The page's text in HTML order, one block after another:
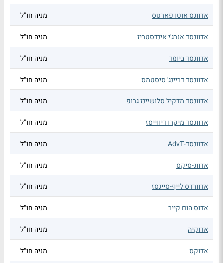
אדוונס אוטו פארטס מניה חו"ל
אדוונסד אנרג'י אינדסטריז מניה חו"ל
אדוונסד ביומד מניה חו"ל
אדוונסד דריינג' סיסטמס מניה חו"ל
אדוונסד מדקיל סלושיינז גרופ מניה חו"ל
אדוונסד מיקרו דיווייסז מניה חו"ל
אדוונסד-AdvT מניה חו"ל
אדוונ-סיקס מניה חו"ל
אדוורדס לייף-סיינסז מניה חו"ל
אדוס הום קייר מניה חו"ל
אדוקיה מניה חו"ל
אדוקס מניה חו"ל